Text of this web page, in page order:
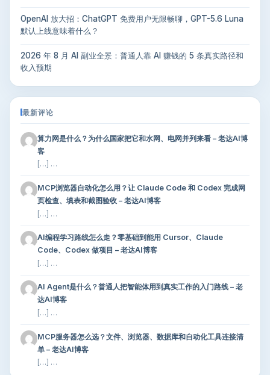
OpenAI 放大招：ChatGPT 免费用户无限畅聊，GPT-5.6 Luna
默认上线意味着什么？
2026 年 8 月 AI 副业全景：普通人靠 AI 赚钱的 5 条真实路径和
收入预期
最新评论
算力网是什么？为什么国家把它和水网、电网并列来看 – 老达AI博
客
[…] …
MCP浏览器自动化怎么用？让 Claude Code 和 Codex 完成网
页检查、填表和截图验收 – 老达AI博客
[…] …
AI编程学习路线怎么走？零基础到能用 Cursor、Claude
Code、Codex 做项目 – 老达AI博客
[…] …
AI Agent是什么？普通人把智能体用到真实工作的入门路线 – 老
达AI博客
[…] …
MCP服务器怎么选？文件、浏览器、数据库和自动化工具连接清
单 – 老达AI博客
[…] …